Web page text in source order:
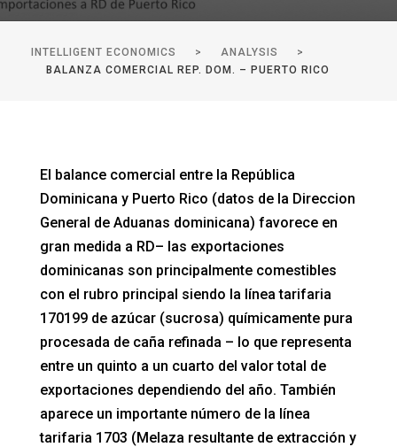
INTELLIGENT ECONOMICS > ANALYSIS
>
BALANZA COMERCIAL REP. DOM. – PUERTO RICO
El balance comercial entre la República
Dominicana y Puerto Rico (datos de la Direccion
General de Aduanas dominicana) favorece en
gran medida a RD– las exportaciones
dominicanas son principalmente comestibles
con el rubro principal siendo la línea tarifaria
170199 de azúcar (sucrosa) químicamente pura
procesada de caña refinada – lo que representa
entre un quinto a un cuarto del valor total de
exportaciones dependiendo del año. También
aparece un importante número de la línea
tarifaria 1703 (Melaza resultante de extracción y